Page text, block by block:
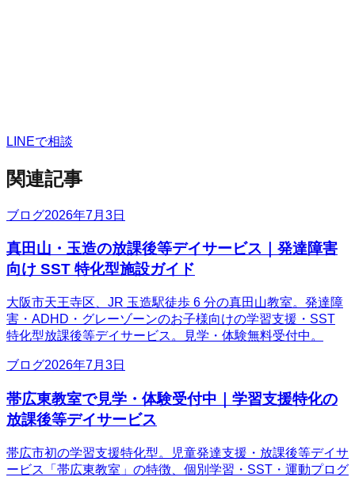
LINEで相談
関連記事
ブログ2026年7月3日
真田山・玉造の放課後等デイサービス｜発達障害
向け SST 特化型施設ガイド
大阪市天王寺区、JR 玉造駅徒歩 6 分の真田山教室。発達障
害・ADHD・グレーゾーンのお子様向けの学習支援・SST
特化型放課後等デイサービス。見学・体験無料受付中。
ブログ2026年7月3日
帯広東教室で見学・体験受付中｜学習支援特化の
放課後等デイサービス
帯広市初の学習支援特化型。児童発達支援・放課後等デイサ
ービス「帯広東教室」の特徴、個別学習・SST・運動プログ